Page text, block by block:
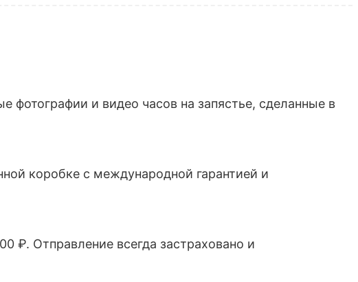
фотографии и видео часов на запястье, сделанные в
коробке с международной гарантией и
₽. Отправление всегда застраховано и